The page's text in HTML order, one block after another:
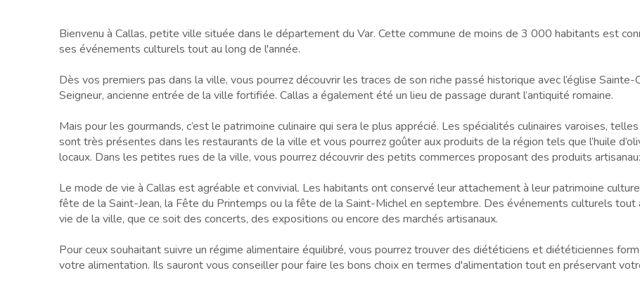
Bienvenu à Callas, petite ville située dans le département du Var. Cette commune de moins de 3 000 habitants est
ses événements culturels tout au long de l'année.
Dès vos premiers pas dans la ville, vous pourrez découvrir les traces de son riche passé historique avec l’église
Seigneur, ancienne entrée de la ville fortifiée. Callas a également été un lieu de passage durant l’antiquité romaine.
Mais pour les gourmands, c’est le patrimoine culinaire qui sera le plus apprécié. Les spécialités culinaires varoises,
sont très présentes dans les restaurants de la ville et vous pourrez goûter aux produits de la région tels que l’huile
locaux. Dans les petites rues de la ville, vous pourrez découvrir des petits commerces proposant des produits
Le mode de vie à Callas est agréable et convivial. Les habitants ont conservé leur attachement à leur patrimoine
fête de la Saint-Jean, la Fête du Printemps ou la fête de la Saint-Michel en septembre. Des événements culturels tout
vie de la ville, que ce soit des concerts, des expositions ou encore des marchés artisanaux.
Pour ceux souhaitant suivre un régime alimentaire équilibré, vous pourrez trouver des diététiciens et diététiciennes
votre alimentation. Ils sauront vous conseiller pour faire les bons choix en termes d'alimentation tout en préservant